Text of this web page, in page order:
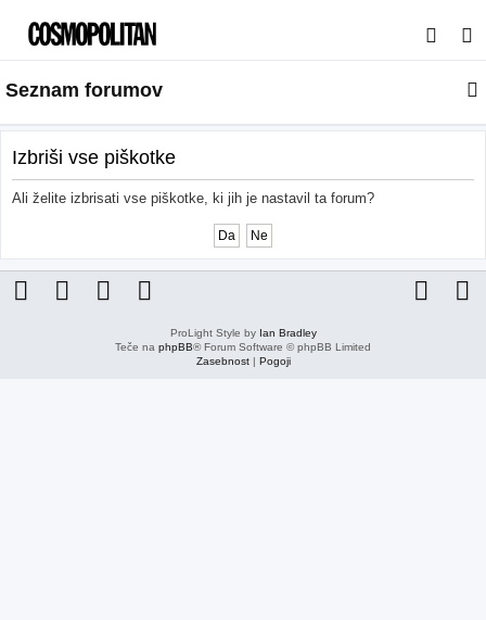
s
a
j
Seznam forumov
Izbriši vse piškotke
Ali želite izbrisati vse piškotke, ki jih je nastavil ta forum?
ProLight Style by Ian Bradley
Teče na phpBB® Forum Software © phpBB Limited
Zasebnost| Pogoji